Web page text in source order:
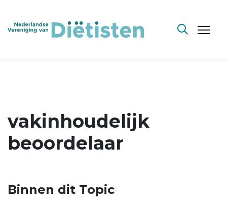
vakinhoudelijk
beoordelaar
Binnen dit Topic